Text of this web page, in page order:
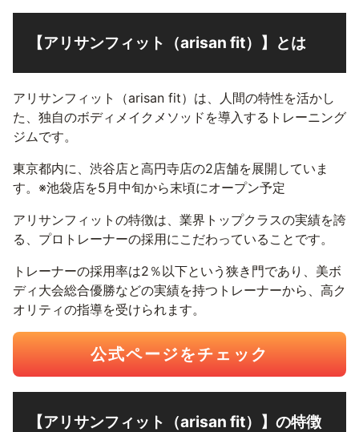
【アリサンフィット（arisan fit）】とは
アリサンフィット（arisan fit）は、人間の特性を活かし
た、独自のボディメイクメソッドを導入するトレーニング
ジムです。
東京都内に、渋谷店と高円寺店の2店舗を展開していま
す。※池袋店を5月中旬から末頃にオープン予定
アリサンフィットの特徴は、業界トップクラスの実績を誇
る、プロトレーナーの採用にこだわっていることです。
トレーナーの採用率は2％以下という狭き門であり、美ボ
ディ大会総合優勝などの実績を持つトレーナーから、高ク
オリティの指導を受けられます。
公式ページをチェック
【アリサンフィット（arisan fit）】の特徴